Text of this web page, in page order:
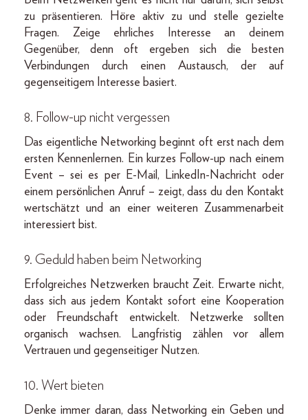
zu präsentieren. Höre aktiv zu und stelle gezielte
Fragen. Zeige ehrliches Interesse an deinem
Gegenüber, denn oft ergeben sich die besten
Verbindungen durch einen Austausch, der auf
gegenseitigem Interesse basiert.
8. Follow-up nicht vergessen
Das eigentliche Networking beginnt oft erst nach dem
ersten Kennenlernen. Ein kurzes Follow-up nach einem
Event – sei es per E-Mail, LinkedIn-Nachricht oder
einem persönlichen Anruf – zeigt, dass du den Kontakt
wertschätzt und an einer weiteren Zusammenarbeit
interessiert bist.
9. Geduld haben beim Networking
Erfolgreiches Netzwerken braucht Zeit. Erwarte nicht,
dass sich aus jedem Kontakt sofort eine Kooperation
oder Freundschaft entwickelt. Netzwerke sollten
organisch wachsen. Langfristig zählen vor allem
Vertrauen und gegenseitiger Nutzen.
10. Wert bieten
Denke immer daran, dass Networking ein Geben und